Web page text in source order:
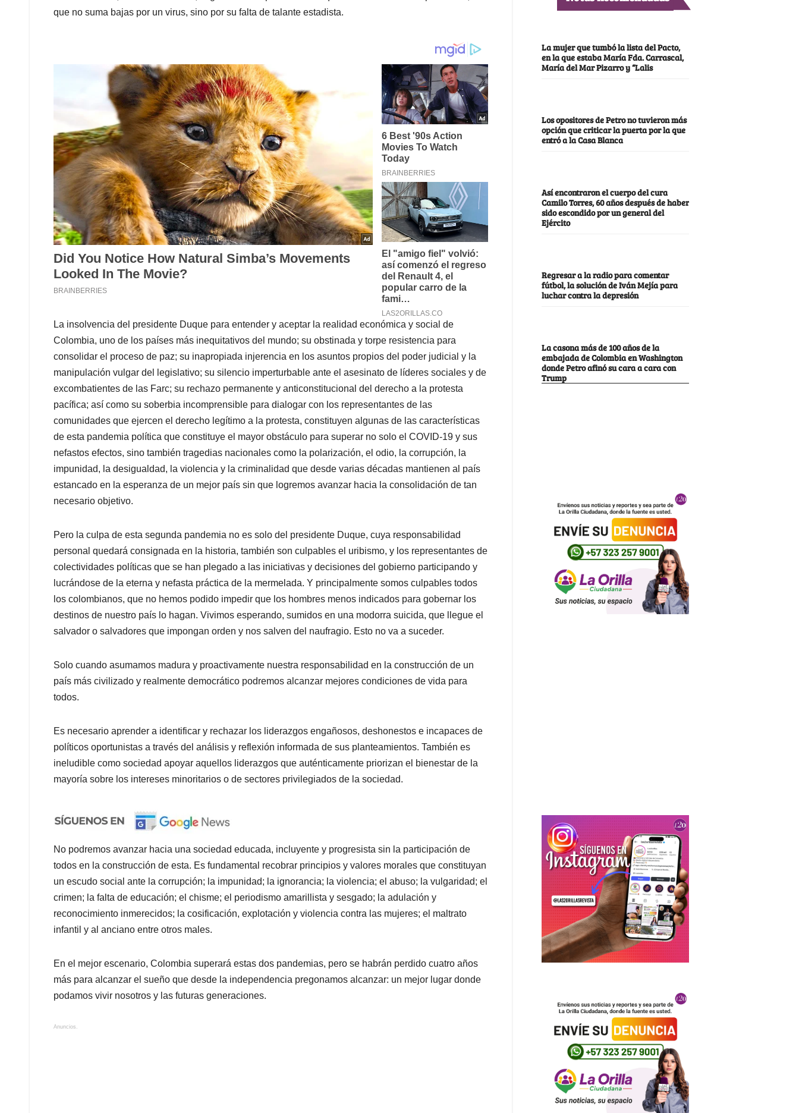
que no suma bajas por un virus, sino por su falta de talante estadista.
La insolvencia del presidente Duque para entender y aceptar la realidad económica y social de
Colombia, uno de los países más inequitativos del mundo; su obstinada y torpe resistencia para
consolidar el proceso de paz; su inapropiada injerencia en los asuntos propios del poder judicial y la
manipulación vulgar del legislativo; su silencio imperturbable ante el asesinato de líderes sociales y de
excombatientes de las Farc; su rechazo permanente y anticonstitucional del derecho a la protesta
pacífica; así como su soberbia incomprensible para dialogar con los representantes de las
comunidades que ejercen el derecho legítimo a la protesta, constituyen algunas de las características
de esta pandemia política que constituye el mayor obstáculo para superar no solo el COVID-19 y sus
nefastos efectos, sino también tragedias nacionales como la polarización, el odio, la corrupción, la
impunidad, la desigualdad, la violencia y la criminalidad que desde varias décadas mantienen al país
estancado en la esperanza de un mejor país sin que logremos avanzar hacia la consolidación de tan
necesario objetivo.
Pero la culpa de esta segunda pandemia no es solo del presidente Duque, cuya responsabilidad
personal quedará consignada en la historia, también son culpables el uribismo, y los representantes de
colectividades políticas que se han plegado a las iniciativas y decisiones del gobierno participando y
lucrándose de la eterna y nefasta práctica de la mermelada. Y principalmente somos culpables todos
los colombianos, que no hemos podido impedir que los hombres menos indicados para gobernar los
destinos de nuestro país lo hagan. Vivimos esperando, sumidos en una modorra suicida, que llegue el
salvador o salvadores que impongan orden y nos salven del naufragio. Esto no va a suceder.
Solo cuando asumamos madura y proactivamente nuestra responsabilidad en la construcción de un
país más civilizado y realmente democrático podremos alcanzar mejores condiciones de vida para
todos.
Es necesario aprender a identificar y rechazar los liderazgos engañosos, deshonestos e incapaces de
políticos oportunistas a través del análisis y reflexión informada de sus planteamientos. También es
ineludible como sociedad apoyar aquellos liderazgos que auténticamente priorizan el bienestar de la
mayoría sobre los intereses minoritarios o de sectores privilegiados de la sociedad.
No podremos avanzar hacia una sociedad educada, incluyente y progresista sin la participación de
todos en la construcción de esta. Es fundamental recobrar principios y valores morales que constituyan
un escudo social ante la corrupción; la impunidad; la ignorancia; la violencia; el abuso; la vulgaridad; el
crimen; la falta de educación; el chisme; el periodismo amarillista y sesgado; la adulación y
reconocimiento inmerecidos; la cosificación, explotación y violencia contra las mujeres; el maltrato
infantil y al anciano entre otros males.
En el mejor escenario, Colombia superará estas dos pandemias, pero se habrán perdido cuatro años
más para alcanzar el sueño que desde la independencia pregonamos alcanzar: un mejor lugar donde
podamos vivir nosotros y las futuras generaciones.
Anuncios.
La mujer que tumbó la lista del Pacto,
en la que estaba María Fda. Carrascal,
María del Mar Pizarro y “Lalis
Los opositores de Petro no tuvieron más
opción que criticar la puerta por la que
entró a la Casa Blanca
Así encontraron el cuerpo del cura
Camilo Torres, 60 años después de haber
sido escondido por un general del
Ejército
Regresar a la radio para comentar
fútbol, la solución de Iván Mejía para
luchar contra la depresión
La casona más de 100 años de la
embajada de Colombia en Washington
donde Petro afinó su cara a cara con
Trump